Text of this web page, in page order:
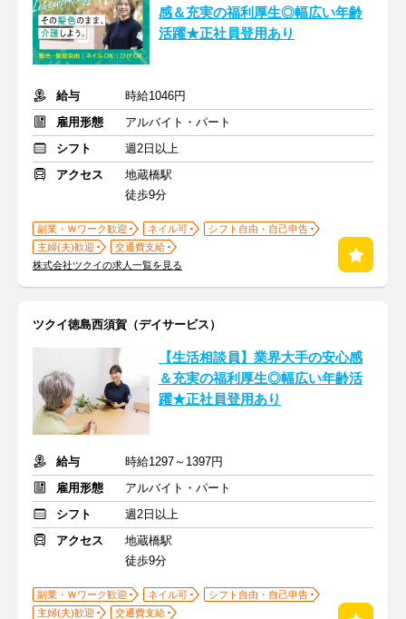
感＆充実の福利厚生◎幅広い年齢
活躍★正社員登用あり
給与
時給1046円
雇用形態
アルバイト・パート
シフト
週2日以上
アクセス
地蔵橋駅
徒歩9分
副業・Ｗワーク歓迎 ネイル可
シフト自由・自己申告
主婦(夫)歓迎
交通費支給
株式会社ツクイの求人一覧を見る
ツクイ徳島西須賀（デイサービス）
【生活相談員】業界大手の安心感
＆充実の福利厚生◎幅広い年齢活
躍★正社員登用あり
給与
時給1297～1397円
雇用形態
アルバイト・パート
シフト
週2日以上
アクセス
地蔵橋駅
徒歩9分
副業・Ｗワーク歓迎 ネイル可
シフト自由・自己申告
主婦(夫)歓迎
交通費支給